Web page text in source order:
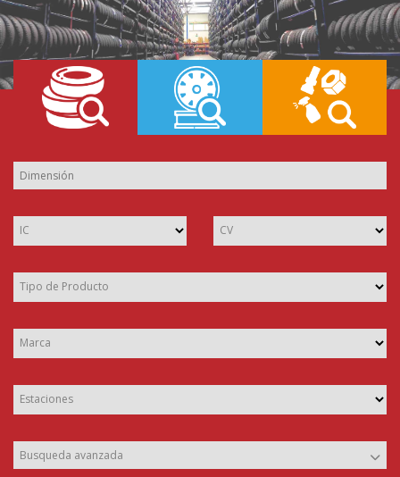
IC CV
Tipo de Producto
Marca
Estaciones
Busqueda avanzada